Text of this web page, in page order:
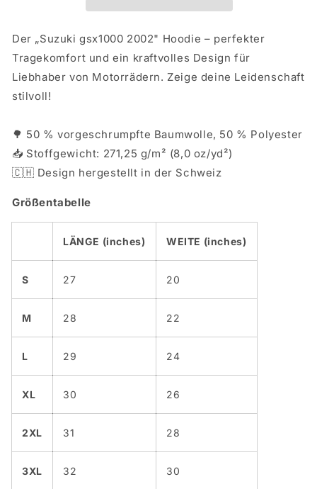
Der „Suzuki gsx1000 2002" Hoodie – perfekter
Tragekomfort und ein kraftvolles Design für
Liebhaber von Motorrädern. Zeige deine Leidenschaft
stilvoll!
🌳 50 % vorgeschrumpfte Baumwolle, 50 % Polyester
📥 Stoffgewicht: 271,25 g/m² (8,0 oz/yd²)
🇨🇭 Design hergestellt in der Schweiz
Größentabelle
LÄNGE (inches) WEITE (inches)
S 27 20
M 28 22
L 29 24
XL 30 26
2XL 31 28
3XL 32 30